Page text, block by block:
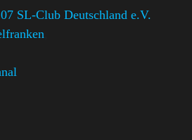
SL-Club Deutschland e.V.